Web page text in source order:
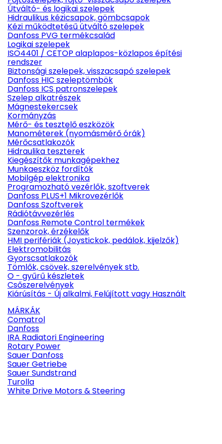
Útváltó- és logikai szelepek
Hidraulikus kézicsapok, gömbcsapok
Kézi működtetésű útváltó szelepek
Danfoss PVG termékcsalád
Logikai szelepek
ISO4401 / CETOP alaplapos-közlapos építési
rendszer
Biztonsági szelepek, visszacsapó szelepek
Danfoss HIC szeleptömbök
Danfoss ICS patronszelepek
Szelep alkatrészek
Mágnestekercsek
Kormányzás
Mérő- és tesztelő eszközök
Manométerek (nyomásmérő órák)
Mérőcsatlakozók
Hidraulika teszterek
Kiegészítők munkagépekhez
Munkaeszköz fordítók
Mobilgép elektronika
Programozható vezérlők, szoftverek
Danfoss PLUS+1 Mikrovezérlők
Danfoss Szoftverek
Rádiótávvezérlés
Danfoss Remote Control termékek
Szenzorok, érzékelők
HMI perifériák (Joystickok, pedálok, kijelzők)
Elektromobilitás
Gyorscsatlakozók
Tömlők, csövek, szerelvények stb.
O - gyűrű készletek
Csőszerelvények
Kiárúsítás - Új alkalmi, Felújított vagy Használt
MÁRKÁK
Comatrol
Danfoss
IRA Radiatori Engineering
Rotary Power
Sauer Danfoss
Sauer Getriebe
Sauer Sundstrand
Turolla
White Drive Motors & Steering